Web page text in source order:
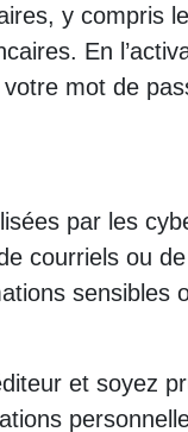
y compris
En
mot de
par les
courriels ou
sensibles
et soyez